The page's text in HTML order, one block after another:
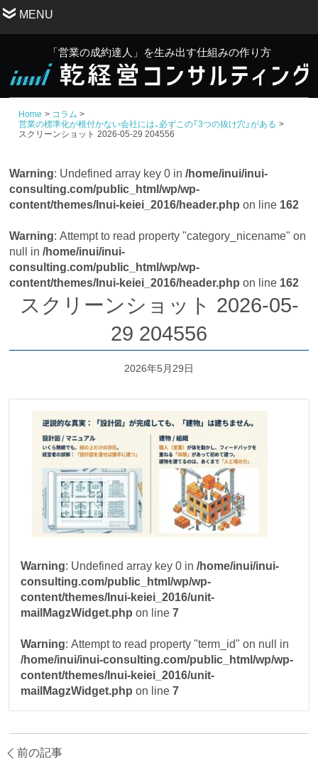
MENU
「営業の成約達人」を生み出す仕組みの作り方
Home
コラム
営業の標準化が根付かない会社には、必ずこの「3つの抜け穴」がある
スクリーンショット 2026-05-29 204556
Warning : Undefined array key 0 in/home/inui/inui-
consulting.com/public_html/wp/wp-
content/themes/Inui-keiei_2016/header.php on line 162
Warning: Attempt to read property "category_nicename" on
null in/home/inui/inui-
consulting.com/public_html/wp/wp-
content/themes/Inui-keiei_2016/header.php on line 162
スクリーンショット 2026-05-
29 204556
2026年5月29日
Warning : Undefined array key 0 in/home/inui/inui-
consulting.com/public_html/wp/wp-
content/themes/Inui-keiei_2016/unit-
mailMagzWidget.php on line7
Warning : Attempt to read property "term_id" on null in
/home/inui/inui-consulting.com/public_html/wp/wp-
content/themes/Inui-keiei_2016/unit-
mailMagzWidget.php on line7
前の記事